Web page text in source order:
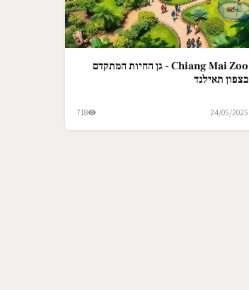
Chiang Mai Zoo - גן החיות המתקדם
בצפון תאילנד
24/05/2025
718